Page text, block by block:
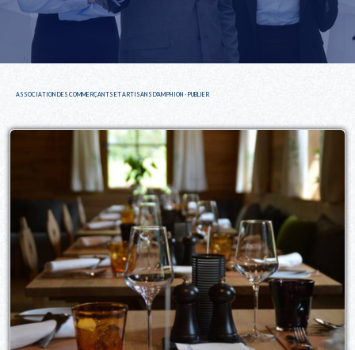
ASSOCIATION DES COMMERÇANTS ET ARTISANS D'AMPHION - PUBLIER